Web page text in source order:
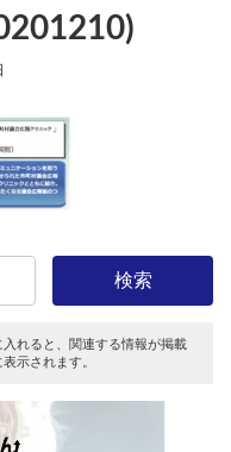
検索
れると、関連する情報が掲載
示されます。